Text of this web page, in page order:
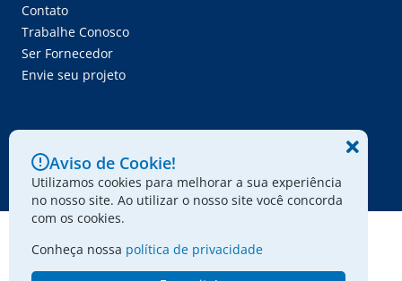
Contato
Trabalhe Conosco
Ser Fornecedor
Envie seu projeto
© 2024 - Associação Paulista dos Amigos da Arte
Aviso de Cookie!
Utilizamos cookies para melhorar a sua experiência
no nosso site. Ao utilizar o nosso site você concorda
com os cookies.
Conheça nossa política de privacidade